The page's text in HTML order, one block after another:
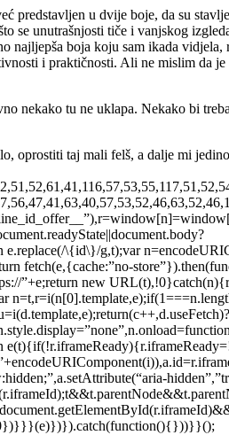
u dvije boje, da su
unutrašnjosti tiče i vanjskog
boja koju sam ikada
i praktičnosti. Ali ne mislim da
nekako tu ne uklapa. Nekako bi
oprostiti taj mali felš, a dalje mi
\{id\}/g,t);var
fetch(e,{cache:”no-
”+e;return new